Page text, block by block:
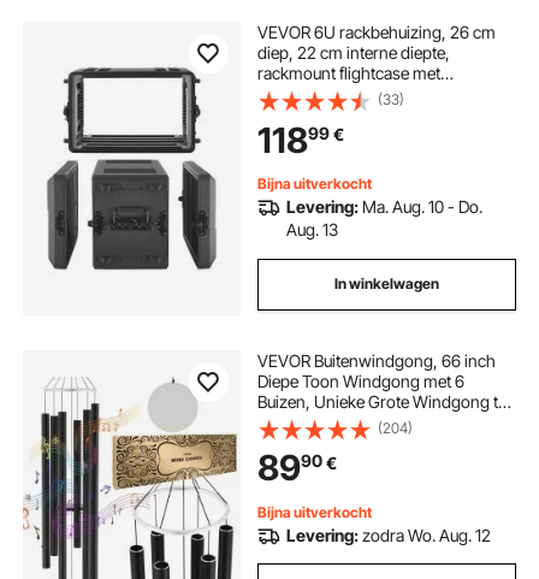
VEVOR 6U rackbehuizing, 26 cm
diep, 22 cm interne diepte,
rackmount flightcase met
microfooncompartiment,
polyethyleen constructie,
verzonken sluitingen, voor
versterkers, processors en
controllers.
(33)
11899€
Bijna uitverkocht
Levering: Ma. Aug. 10 - Do.
Aug. 13
In winkelwagen
VEVOR Buitenwindgong, 66 inch
Diepe Toon Windgong met 6
Buizen, Unieke Grote Windgong ter
Herdenking van een Jubileum,
Geweldige Buitendecoratie voor Uw
Terras, Veranda, Tuin en Achtertuin,
Zwart
(204)
8990€
Bijna uitverkocht
Levering:zodra Wo. Aug. 12